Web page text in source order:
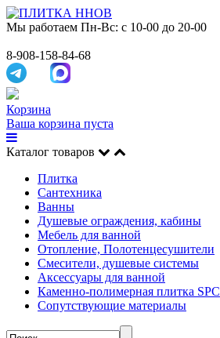
Мы работаем Пн-Вс: с 10-00 до 20-00
8-908-158-84-68
Корзина
Ваша корзина пуста
Каталог товаров
Плитка
Сантехника
Ванны
Душевые ограждения, кабины
Мебель для ванной
Отопление, Полотенцесушители
Смесители, душевые системы
Аксессуары для ванной
Каменно-полимерная плитка SPC
Сопутствующие материалы